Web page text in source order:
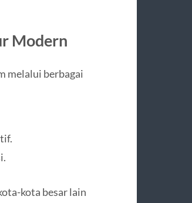
Modern
melalui berbagai
kota besar lain